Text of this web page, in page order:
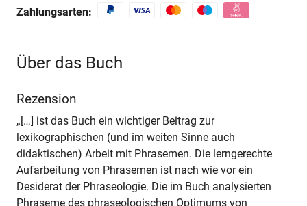
Zahlungsarten:
Über das Buch
Rezension
„[…] ist das Buch ein wichtiger Beitrag zur
lexikographischen (und im weiten Sinne auch
didaktischen) Arbeit mit Phrasemen. Die lerngerechte
Aufarbeitung von Phrasemen ist nach wie vor ein
Desiderat der Phraseologie. Die im Buch analysierten
Phraseme des phraseologischen Optimums von